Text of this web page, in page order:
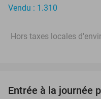
Vendu : 1.310
Hors taxes locales
Entrée à la journée